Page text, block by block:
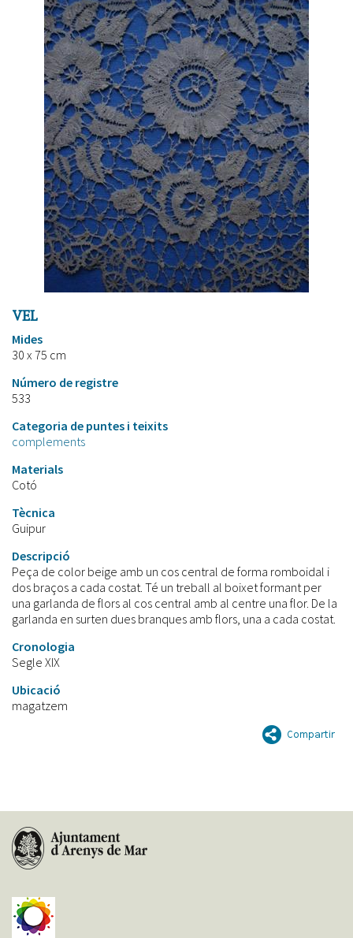
VEL
Mides
30 x 75 cm
Número de registre
533
Categoria de puntes i teixits
complements
Materials
Cotó
Tècnica
Guipur
Descripció
Peça de color beige amb un cos central de forma romboidal i
dos braços a cada costat. Té un treball al boixet formant per
una garlanda de flors al cos central amb al centre una flor. De la
garlanda en surten dues branques amb flors, una a cada costat.
Cronologia
Segle XIX
Ubicació
magatzem